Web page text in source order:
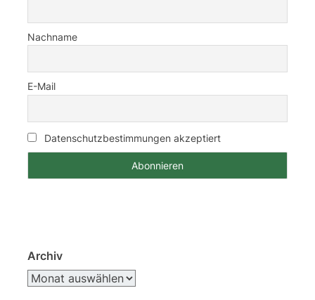
Nachname
E-Mail
Datenschutzbestimmungen akzeptiert
Archiv